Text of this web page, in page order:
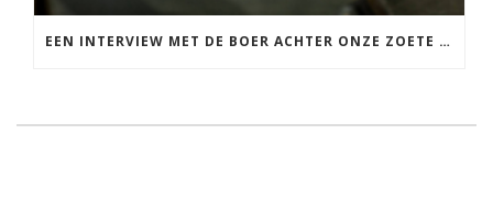
EEN INTERVIEW MET DE BOER ACHTER ONZE ZOETE AARDAPPELS